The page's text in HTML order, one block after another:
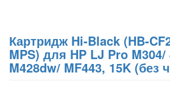
Картридж Hi-Black (HB-
MPS) для HP LJ Pro M304/
M428dw/ MF443, 15K (без